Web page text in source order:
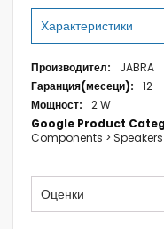
Характеристики
Характеристики
JABRA
12
2 W
Components > Speakers
Оценки